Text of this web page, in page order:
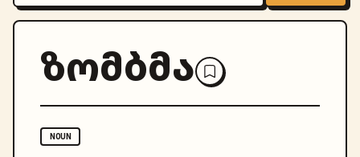
ზომბმა
NOUN